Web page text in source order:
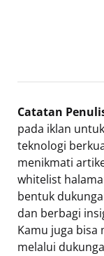
Catatan
pada iklan
teknologi
menikmati
whitelist
bentuk
dan berbagi
Kamu juga bisa
melalui